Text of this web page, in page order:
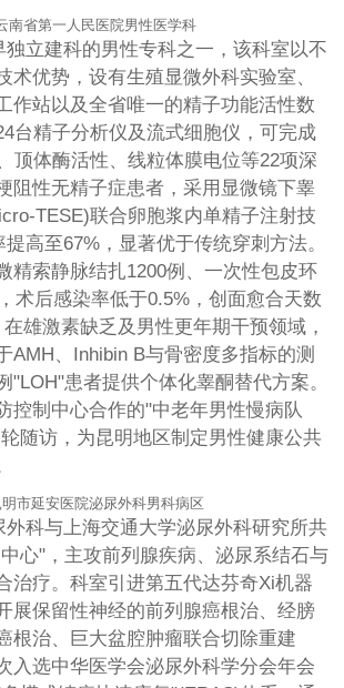
南省第一人民医院男性医学科
独立建科的男性专科之一，该科室以不
术优势，设有生殖显微外科实验室、
作站以及全省唯一的精子功能活性数
台精子分析仪及流式细胞仪，可完成
顶体酶活性、线粒体膜电位等22项深
阻性无精子症患者，采用显微镜下睾
TESE)联合卵胞浆内单精子注射技
高至67%，显著优于传统穿刺方法。
精索静脉结扎1200例、一次性包皮环
术后感染率低于0.5%，创面愈合天数
雄激素缺乏及男性更年期干预领域，
AMH、Inhibin B与骨密度多指标的测
"LOH"患者提供个体化睾酮替代方案。
控制中心合作的"中老年男性慢病队
随访，为昆明地区制定男性健康公共
明市延安医院泌尿外科男科病区
外科与上海交通大学泌尿外科研究所共
心"，主攻前列腺疾病、泌尿系结石与
治疗。科室引进第五代达芬奇Xi机器
展保留性神经的前列腺癌根治、经膀
根治、巨大盆腔肿瘤联合切除重建
入选中华医学会泌尿外科学分会年会